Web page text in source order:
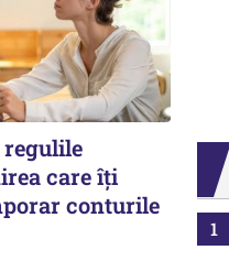
care îți
conturile